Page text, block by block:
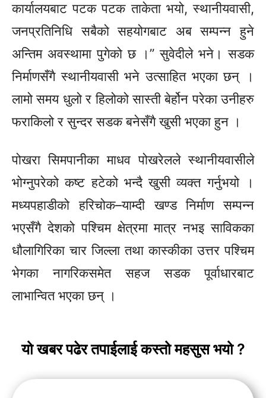
कार्यालयबाट पटक पटक ताकेता भयो, स्थानीयवासी,
जनप्रतिनिधि सबैको सहयोगबाट अब सम्पन्न हुने
अन्तिम अवस्थामा पुगेको छ ।” सुवेदीले भने। सडक
निर्माणसँगै स्थानीयवासी भने उत्साहित भएका छन् ।
लामो समय धुलो र हिलोको सास्ती बेर्होन परेका उनीहरु
फराकिलो र सुन्दर सडक बनेसँगै खुसी भएका हुन ।
पोखरा सिमपानीका माधव पोखरेलले स्थानीयवासीले
भोग्नुपरेको कष्ट हटेको भन्दै खुसी व्यक्त गर्नुभयो ।
मध्यपहाडीको हरिचोक–याम्दी खण्ड निर्माण सम्पन्न
भएसँगै देशको पश्चिम क्षेत्रमा मात्र नभइ साविकका
धौलागिरिका चार जिल्ला तथा कास्कीका उत्तर पश्चिम
भेगका नागरिकसमेत सहज सडक पूर्वाधारबाट
लाभान्वित भएका छन् ।
यो खबर पढेर तपाईलाई कस्तो महसुस भयो ?